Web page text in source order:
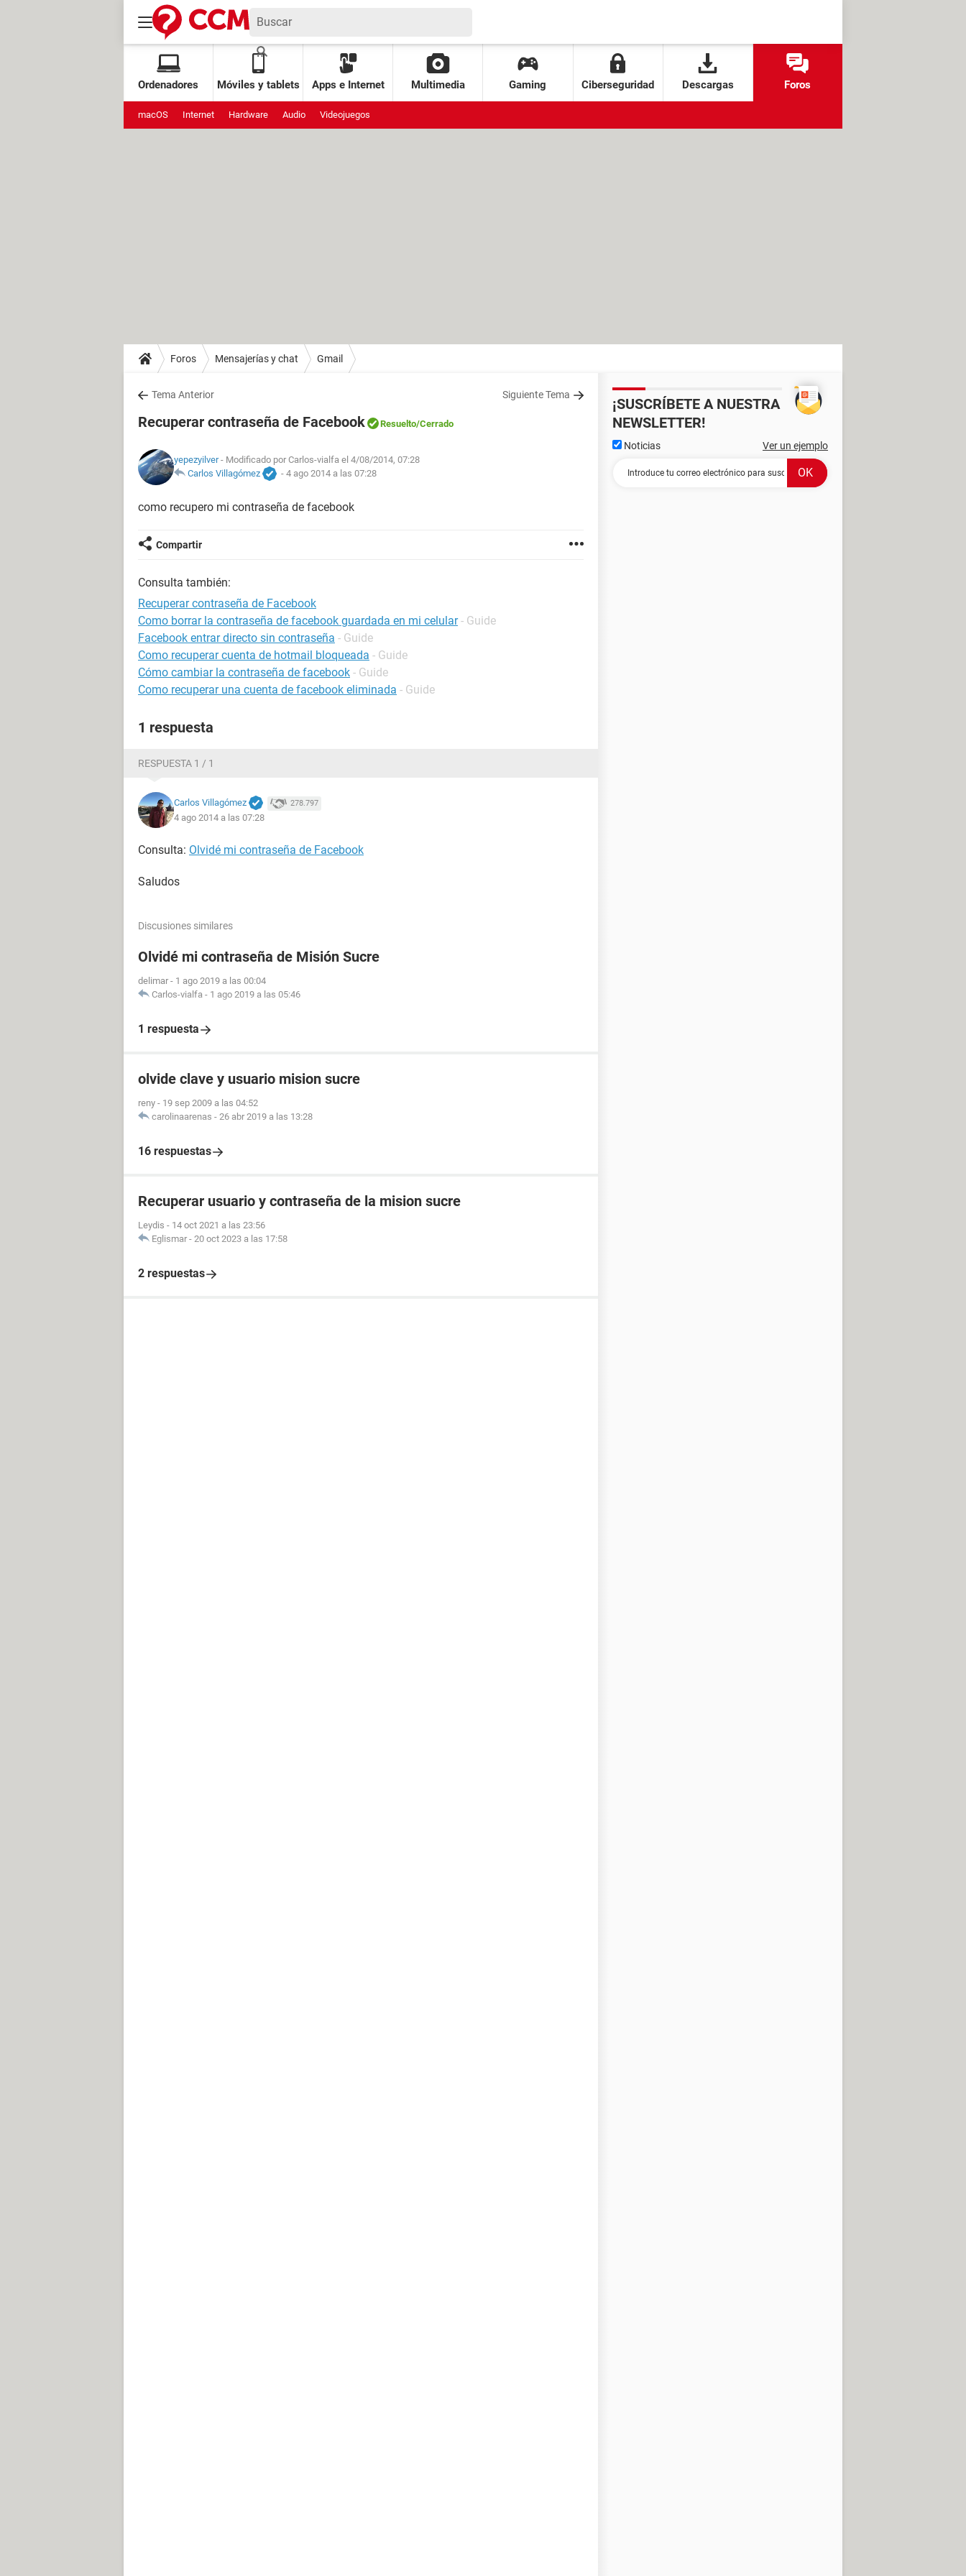
Ordenadores Móviles y tablets Apps e Internet Multimedia Gaming Ciberseguridad Descargas Foros
macOS Internet Hardware Audio Videojuegos
Foros Mensajerías y chat Gmail
Tema Anterior Siguiente Tema
Recuperar contraseña de Facebook Resuelto/Cerrado
yepezyilver- Modificado por Carlos-vialfa el 4/08/2014, 07:28
Carlos Villagómez
- 4 ago 2014 a las 07:28
como recupero mi contraseña de facebook
Compartir
Consulta también:
Recuperar contraseña de Facebook
Como borrar la contraseña de facebook guardada en mi celular - Guide
Facebook entrar directo sin contraseña - Guide
Como recuperar cuenta de hotmail bloqueada - Guide
Cómo cambiar la contraseña de facebook - Guide
Como recuperar una cuenta de facebook eliminada - Guide
1 respuesta
RESPUESTA 1 / 1
Carlos Villagómez 278.797
4 ago 2014 a las 07:28
Consulta: Olvidé mi contraseña de Facebook
Saludos
Discusiones similares
Olvidé mi contraseña de Misión Sucre
delimar - 1 ago 2019 a las 00:04
Carlos-vialfa - 1 ago 2019 a las 05:46
1 respuesta
olvide clave y usuario mision sucre
reny - 19 sep 2009 a las 04:52
carolinaarenas - 26 abr 2019 a las 13:28
16 respuestas
Recuperar usuario y contraseña de la mision sucre
Leydis - 14 oct 2021 a las 23:56
Eglismar - 20 oct 2023 a las 17:58
2 respuestas
¡SUSCRÍBETE A NUESTRA
NEWSLETTER!
Noticias Ver un ejemplo